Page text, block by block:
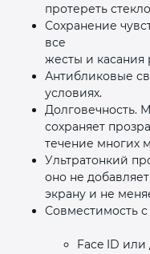
протереть
Сохранение
все
жесты и касания
Антибликовые
условиях.
Долговечность.
сохраняет
течение многих
Ультратонкий
оно не
экрану и не
Совместимость
Face ID